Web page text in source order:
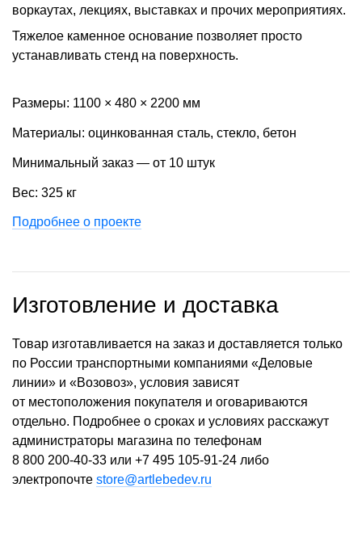
воркаутах, лекциях, выставках и прочих мероприятиях.
Тяжелое каменное основание позволяет просто
устанавливать стенд на поверхность.
Размеры: 1100 × 480 × 2200 мм
Материалы: оцинкованная сталь, стекло, бетон
Минимальный заказ — от 10 штук
Вес: 325 кг
Подробнее о проекте
Изготовление и доставка
Товар изготавливается на заказ и доставляется только
по России транспортными компаниями «Деловые
линии» и «Возовоз», условия зависят
от местоположения покупателя и оговариваются
отдельно. Подробнее о сроках и условиях расскажут
администраторы магазина по телефонам
8 800 200-40-33 или +7 495 105-91-24 либо
электропочте store@artlebedev.ru